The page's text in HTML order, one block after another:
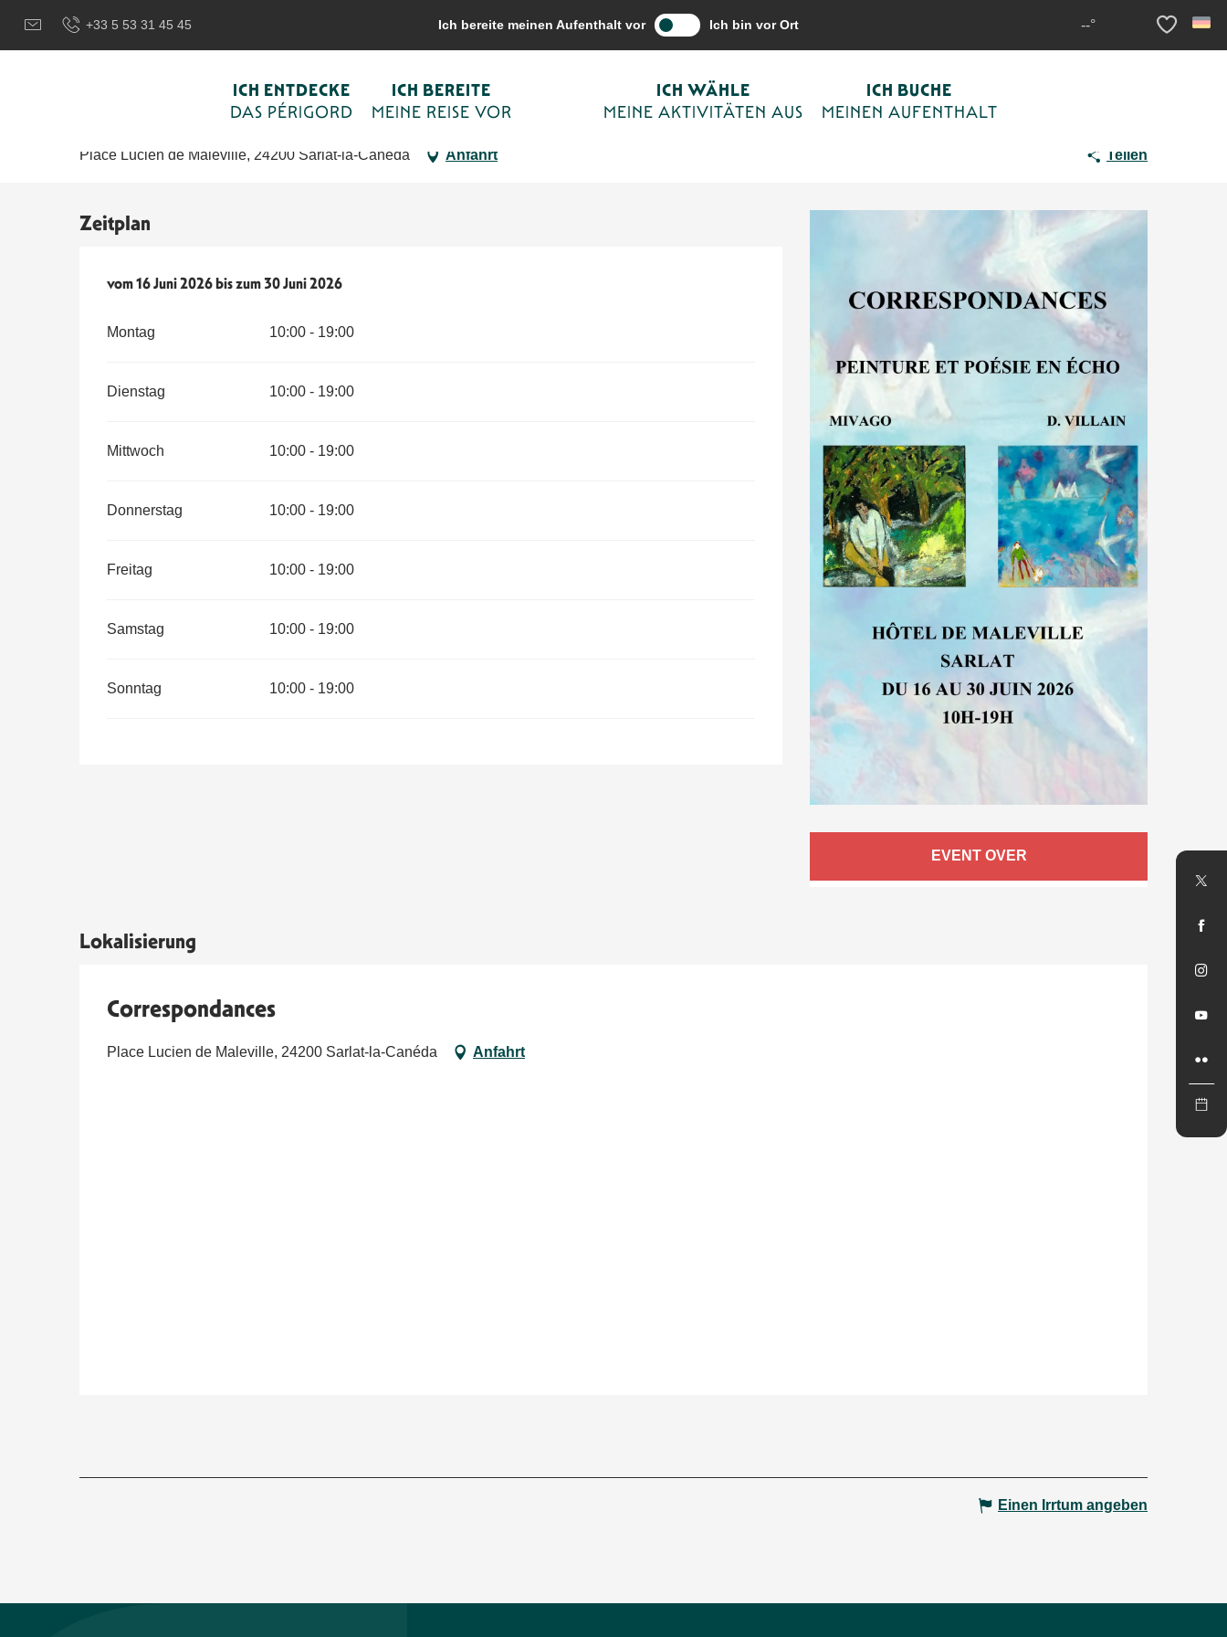
contenu
+33 5 53 31 45 45 Ich bereite meinen Aufenthalt vor Ich bin vor Ort
--°
Voir les
ICH ENTDECKE
DAS PÉRIGORD
ICH BEREITE
MEINE REISE VOR
ICH WÄHLE
MEINE AKTIVITÄTEN AUS
ICH BUCHE
MEINEN AUFENTHALT
Wilkommen in Sarlat und im Perigord Ich wähle meine Aktivitäten aus Terminkalender von Sarlat Correspondances
Correspondances
AUSSTELLUNG
Place Lucien de Maleville, 24200 Sarlat-la-Canéda Anfahrt Teilen
Öffnungszeiten &
EVENT OVER
Zeitplan
vom16 Juni 2026bis zum30 Juni 2026
vom16 Juni 2026bis zum30 Juni 2026
Montag 10:00 - 19:00
Dienstag 10:00 - 19:00
Mittwoch 10:00 - 19:00
Donnerstag 10:00 - 19:00
Freitag 10:00 - 19:00
Samstag 10:00 - 19:00
Sonntag 10:00 - 19:00
Lokalisierung
Correspondances
Place Lucien de Maleville, 24200 Sarlat-la-Canéda Anfahrt
Einen Irrtum angeben